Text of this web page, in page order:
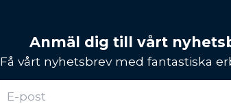
Anmäl dig till vårt
Få vårt nyhetsbrev med fantastiska